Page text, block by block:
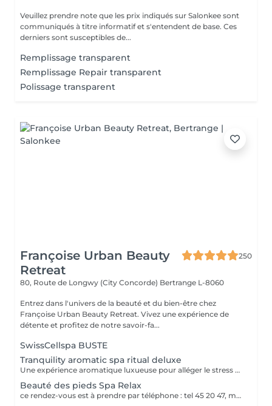
Veuillez prendre note que les prix indiqués sur Salonkee sont
communiqués à titre informatif et s'entendent de base. Ces
derniers sont susceptibles de...
Remplissage transparent
Remplissage Repair transparent
Polissage transparent
Françoise Urban Beauty
Retreat
250
80, Route de Longwy (City Concorde) Bertrange L-8060
Entrez dans l'univers de la beauté et du bien-être chez
Françoise Urban Beauty Retreat. Vivez une expérience de
détente et profitez de notre savoir-fa...
SwissCellspa BUSTE
Tranquility aromatic spa ritual deluxe
Une expérience aromatique luxueuse pour alléger le stress et la tension. Ce massage relaxera votre corps et votre esprit en profondeur. Il vous procurera un sentiment agréable de bien-être, de décontraction des muscles, une meilleure circulation sanguine, de l'hydratation et de la tonicité.
Beauté des pieds Spa Relax
ce rendez-vous est à prendre par téléphone : tel 45 20 47, merci